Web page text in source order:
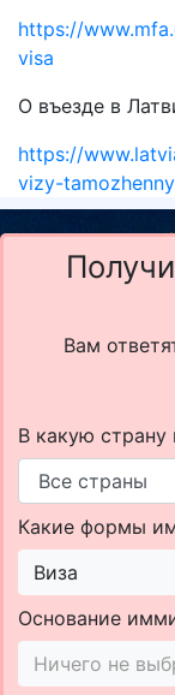
https://
visa
О въезде в
https://
vizy-
Вам
В какую страну
Какие формы
Виза
Основание
Ничего не